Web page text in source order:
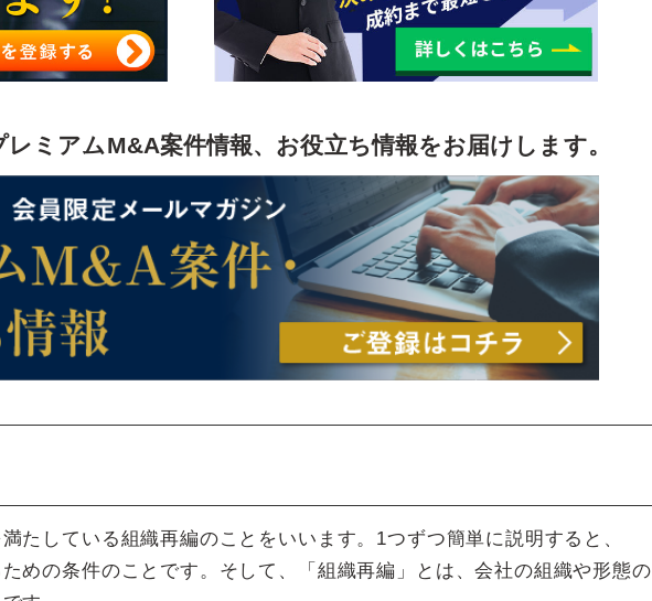
ミアムM&A案件情報、お役立ち情報をお届けします。
たしている組織再編のことをいいます。1つずつ簡単に説明すると、
めの条件のことです。そして、「組織再編」とは、会社の組織や形態の